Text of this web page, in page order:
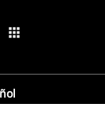
apps